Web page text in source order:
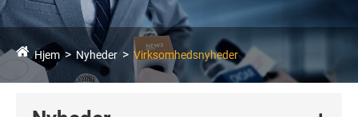
Hjem Nyheder Virksomhedsnyheder